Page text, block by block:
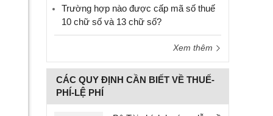
Trường hợp nào được cấp mã số thuế
10 chữ số và 13 chữ số?
Xem thêm
CÁC QUY ĐỊNH CẦN BIẾT VỀ THUẾ-
PHÍ-LỆ PHÍ